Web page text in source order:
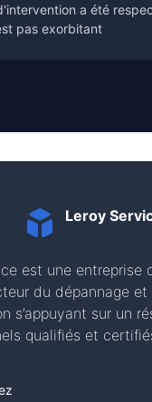
a été
pas exorbitant
Leroy
est une entreprise
du dépannage et
s’appuyant sur un
qualifiés et